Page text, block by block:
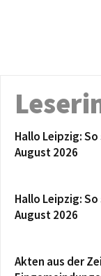
Hallo Leipzig:
August 2026
Hallo Leipzig:
August 2026
Akten aus der